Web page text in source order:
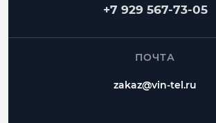
+7 929 567-73-05
ПОЧТА
zakaz@vin-tel.ru